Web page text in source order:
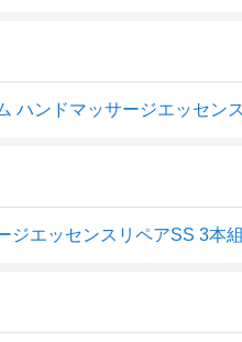
ジエッセンスリペアSS 3本組